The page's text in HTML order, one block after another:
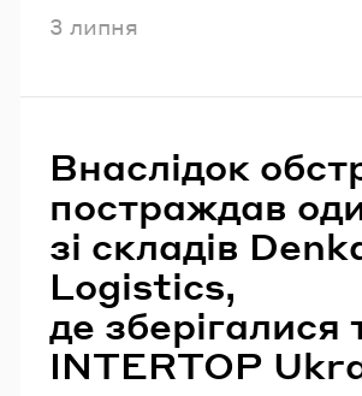
Опубліковано
3 липня
Внаслідок
постраждав
зі складів
Logistics,
де зберігалися
INTERTOP